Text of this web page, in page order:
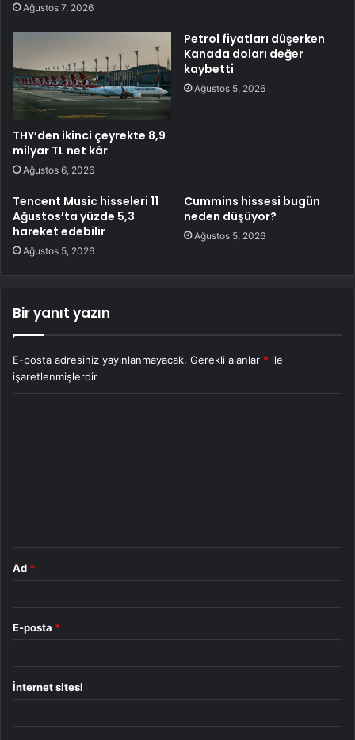
Ağustos 7, 2026
THY’den ikinci çeyrekte 8,9
milyar TL net kâr
Ağustos 6, 2026
Petrol fiyatları düşerken
Kanada doları değer
kaybetti
Ağustos 5, 2026
Tencent Music hisseleri 11
Ağustos’ta yüzde 5,3
hareket edebilir
Ağustos 5, 2026
Cummins hissesi bugün
neden düşüyor?
Ağustos 5, 2026
Bir yanıt yazın
E-posta adresiniz yayınlanmayacak. Gerekli alanlar * ile
işaretlenmişlerdir
Ad *
E-posta *
İnternet sitesi